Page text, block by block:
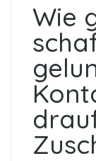
Wie